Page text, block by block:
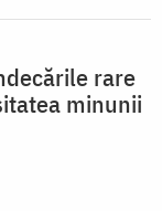
rare
minunii